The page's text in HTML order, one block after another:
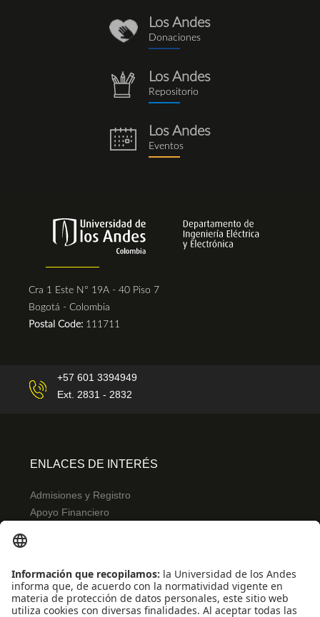
donaciones_1.png
Los Andes
Donaciones
repositorio.png
Los Andes
Repositorio
eventos.png
Los Andes
Eventos
Cra 1 Este N° 19A - 40 Piso 7
Bogotá - Colombia
Postal Code: 111711
+57 601 3394949
Ext. 2831 - 2832
ENLACES DE INTERÉS
Admisiones y Registro
Apoyo Financiero
INFORMACIÓN PARA